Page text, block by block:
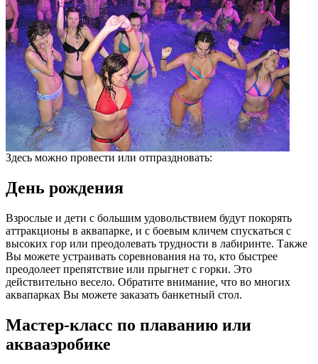
Здесь можно провести или отпраздновать:
День рождения
Взрослые и дети с большим удовольствием будут покорять
аттракционы в аквапарке, и с боевым кличем спускаться с
высоких гор или преодолевать трудности в лабиринте. Также
Вы можете устраивать соревнования на то, кто быстрее
преодолеет препятствие или прыгнет с горки. Это
действительно весело. Обратите внимание, что во многих
аквапарках Вы можете заказать банкетный стол.
Мастер-класс по плаванию или
аквааэробике